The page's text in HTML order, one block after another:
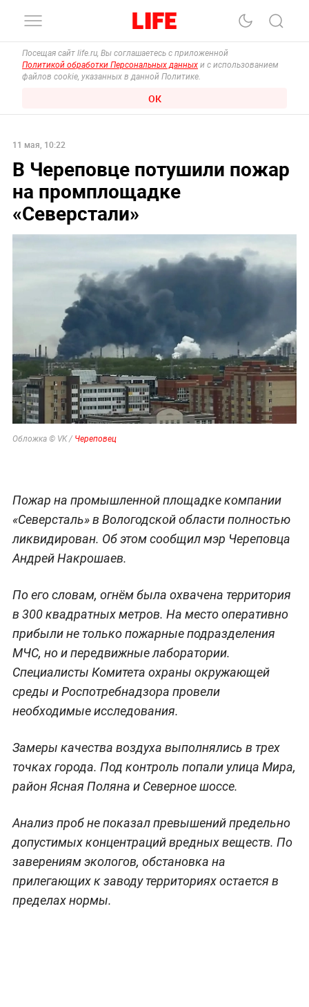
Посещая сайт life.ru, Вы соглашаетесь с приложенной
Политикой обработки Персональных данных и с использованием
файлов cookie, указанных в данной Политике.
ОК
11 мая, 10:22
В Череповце потушили пожар
на промплощадке
«Северстали»
Обложка © VK / Череповец
Пожар на промышленной площадке компании
«Северсталь» в Вологодской области полностью
ликвидирован. Об этом сообщил мэр Череповца
Андрей Накрошаев.
По его словам, огнём была охвачена территория
в 300 квадратных метров. На место оперативно
прибыли не только пожарные подразделения
МЧС, но и передвижные лаборатории.
Специалисты Комитета охраны окружающей
среды и Роспотребнадзора провели
необходимые исследования.
Замеры качества воздуха выполнялись в трех
точках города. Под контроль попали улица Мира,
район Ясная Поляна и Северное шоссе.
Анализ проб не показал превышений предельно
допустимых концентраций вредных веществ. По
заверениям экологов, обстановка на
прилегающих к заводу территориях остается в
пределах нормы.